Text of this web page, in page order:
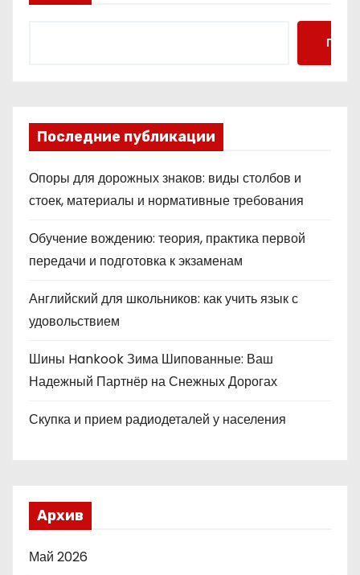
Поиск
Последние публикации
Опоры для дорожных знаков: виды столбов и
стоек, материалы и нормативные требования
Обучение вождению: теория, практика первой
передачи и подготовка к экзаменам
Английский для школьников: как учить язык с
удовольствием
Шины Hankook Зима Шипованные: Ваш
Надежный Партнёр на Снежных Дорогах
Скупка и прием радиодеталей у населения
Архив
Май 2026